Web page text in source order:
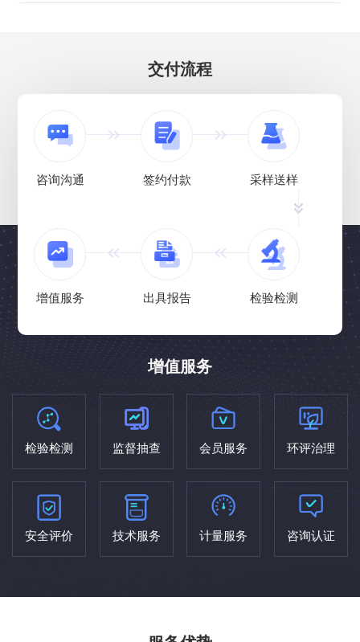
交付流程
咨询沟通 签约付款 采样送样
增值服务 出具报告 检验检测
增值服务
检验检测 监督抽查 会员服务 环评治理
安全评价 技术服务 计量服务 咨询认证